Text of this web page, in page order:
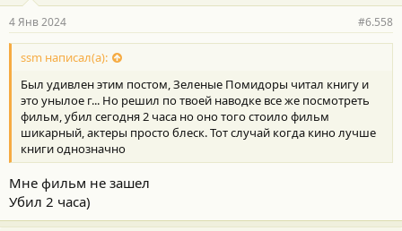
4 Янв 2024 #6.558
ssm написал(а):
Был удивлен этим постом, Зеленые Помидоры читал книгу и
это унылое г... Но решил по твоей наводке все же посмотреть
фильм, убил сегодня 2 часа но оно того стоило фильм
шикарный, актеры просто блеск. Тот случай когда кино лучше
книги однозначно
Мне фильм не зашел
Убил 2 часа)